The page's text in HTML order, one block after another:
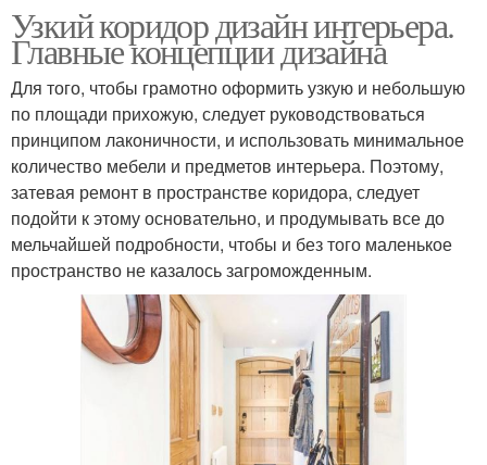
Узкий коридор дизайн интерьера.
Главные концепции дизайна
Для того, чтобы грамотно оформить узкую и небольшую
по площади прихожую, следует руководствоваться
принципом лаконичности, и использовать минимальное
количество мебели и предметов интерьера. Поэтому,
затевая ремонт в пространстве коридора, следует
подойти к этому основательно, и продумывать все до
мельчайшей подробности, чтобы и без того маленькое
пространство не казалось загроможденным.